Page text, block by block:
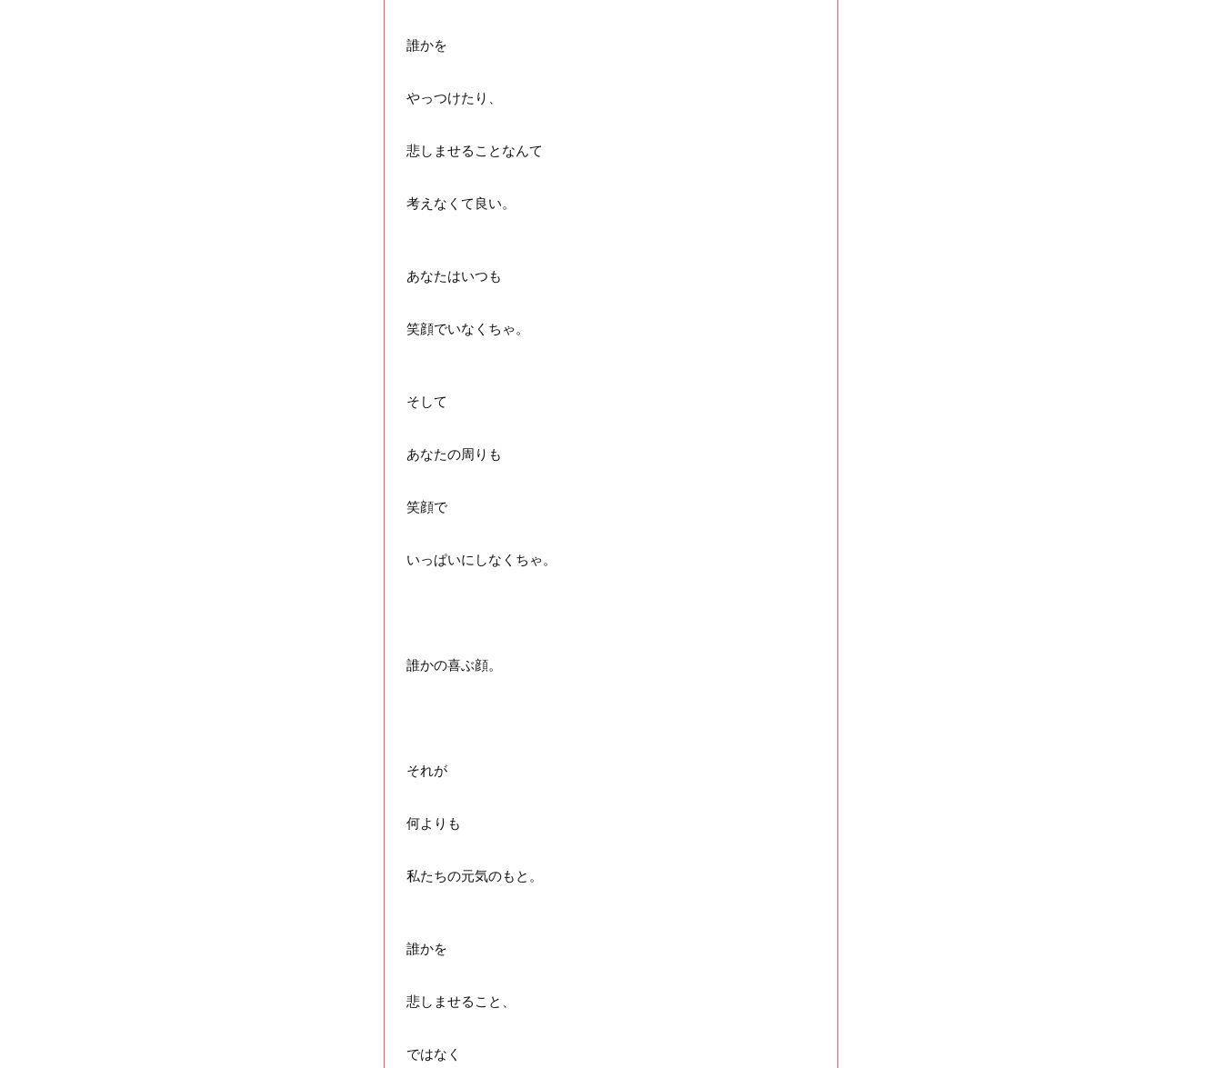
誰かを
やっつけたり、
悲しませることなんて
考えなくて良い。
あなたはいつも
笑顔でいなくちゃ。
そして
あなたの周りも
笑顔で
いっぱいにしなくちゃ。
誰かの喜ぶ顔。
それが
何よりも
私たちの元気のもと。
誰かを
悲しませること、
ではなく